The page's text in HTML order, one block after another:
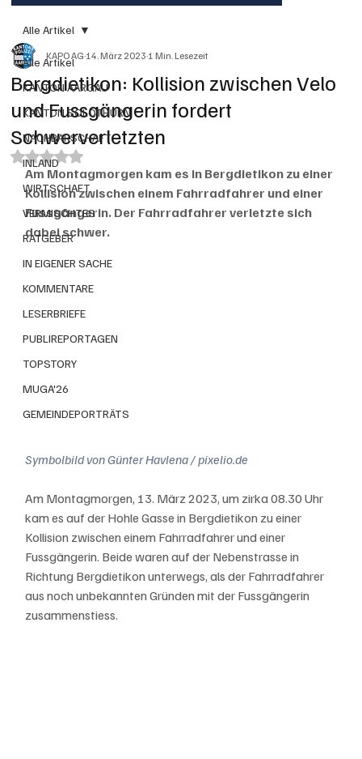
Alle Artikel
KANTON AARGAU
KANTON SOLOTHURN
NACHBARSCHAFT
INLAND
WIRTSCHAFT
VERMISCHTES
RATGEBER
IN EIGENER SACHE
KOMMENTARE
LESERBRIEFE
PUBLIREPORTAGEN
TOPSTORY
MUGA'26
GEMEINDEPORTRÄTS
Alle Artikel
Bergdietikon: Kollision zwischen Velo
und Fussgängerin fordert
Schwerverletzten
KAPO AG14. März 20231 Min. Lesezeit
Mit NaN von 5 Sternen bewertet.
Am Montagmorgen kam es in Bergdietikon zu einer
Kollision zwischen einem Fahrradfahrer und einer
Fussgängerin. Der Fahrradfahrer verletzte sich
dabei schwer.
Symbolbild von Günter Havlena / pixelio.de
Am Montagmorgen, 13. März 2023, um zirka 08.30 Uhr
kam es auf der Hohle Gasse in Bergdietikon zu einer
Kollision zwischen einem Fahrradfahrer und einer
Fussgängerin. Beide waren auf der Nebenstrasse in
Richtung Bergdietikon unterwegs, als der Fahrradfahrer
aus noch unbekannten Gründen mit der Fussgängerin
zusammenstiess.